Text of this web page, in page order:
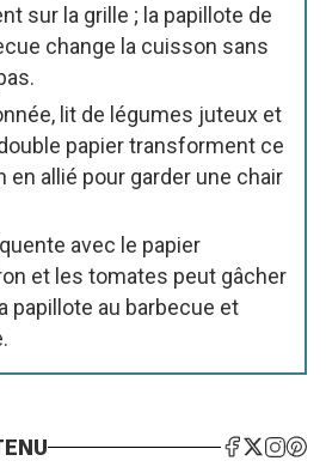
sur la grille ; la papillote de
change la cuisson sans
lit de légumes juteux et
papier transforment ce
en allié pour garder une chair
avec le papier
et les tomates peut gâcher
papillote au barbecue et